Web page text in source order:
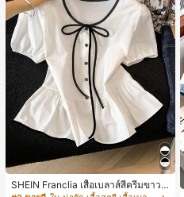
SHEIN Franclia เสื้อเบลาส์สีครีมขาวนุ่